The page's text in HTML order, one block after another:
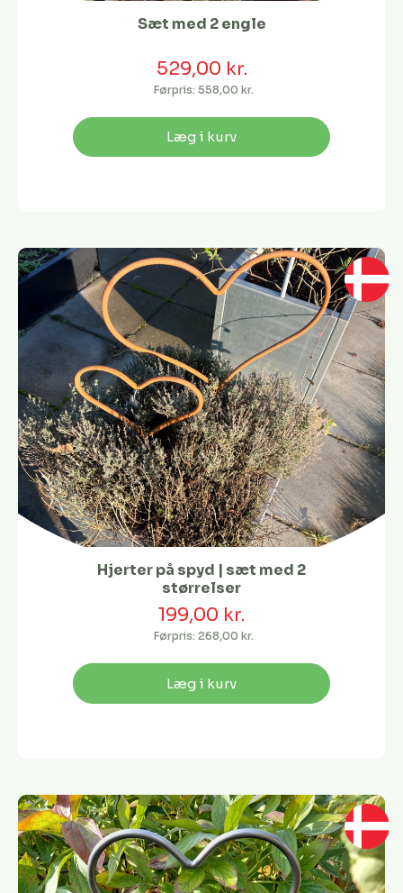
Sæt med 2 engle
529,00 kr.
Førpris: 558,00 kr.
Læg i kurv
Hjerter på spyd | sæt med 2
størrelser
199,00 kr.
Førpris: 268,00 kr.
Læg i kurv